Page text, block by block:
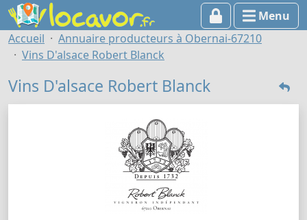
Menu
Accueil
Annuaire producteurs à Obernai-67210
Vins D'alsace Robert Blanck
Vins D'alsace Robert Blanck